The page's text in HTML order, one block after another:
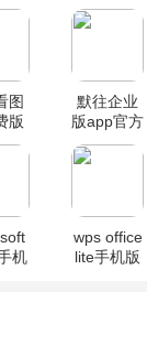
图
版
默往企业
版app官方
版
机
wps office
lite手机版